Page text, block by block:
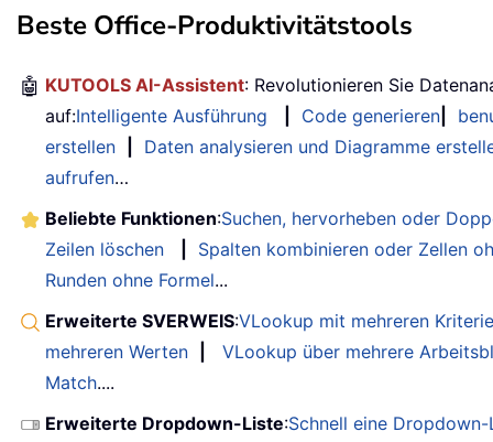
Beste Office-Produktivitätstools
🤖 KUTOOLS AI-Assistent: Revolutionieren Sie
auf:Intelligente Ausführung Code generieren
erstellen
Daten analysieren und Diagramme
aufrufen…
Beliebte Funktionen:Suchen, hervorheben oder
Zeilen löschen
Spalten kombinieren oder Zellen
Runden ohne Formel...
Erweiterte SVERWEIS:VLookup mit mehreren
mehreren Werten
VLookup über mehrere
Match....
Erweiterte Dropdown-Liste:Schnell eine